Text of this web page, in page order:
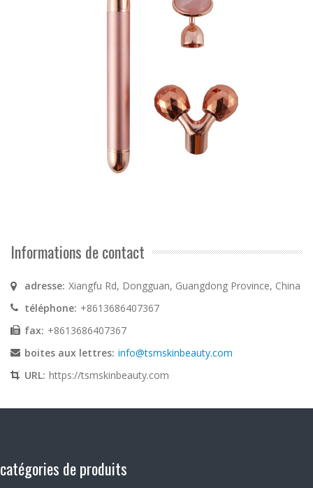
Informations de contact
adresse: Xiangfu Rd, Dongguan, Guangdong Province, China
téléphone: +8613686407367
fax: +8613686407367
boites aux lettres: info@tsmskinbeauty.com
URL: https://tsmskinbeauty.com
catégories de produits